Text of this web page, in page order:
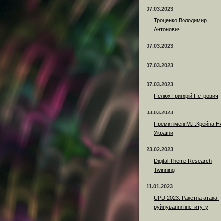
07.03.2023
Троценко Володимир
Антонович
07.03.2023
07.03.2023
07.03.2023
Пелюх Григорій Петрович
03.03.2023
Премія імені М.Г.Крейна
України
23.02.2023
Digital Theme Research
Twinning
11.01.2023
UPD 2023: Ракетна атака:
руйнування інституту